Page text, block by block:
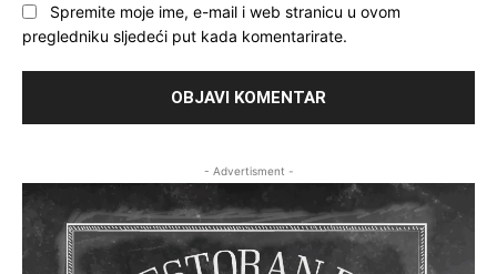
Spremite moje ime, e-mail i web stranicu u ovom
pregledniku sljedeći put kada komentarirate.
- Advertisment -